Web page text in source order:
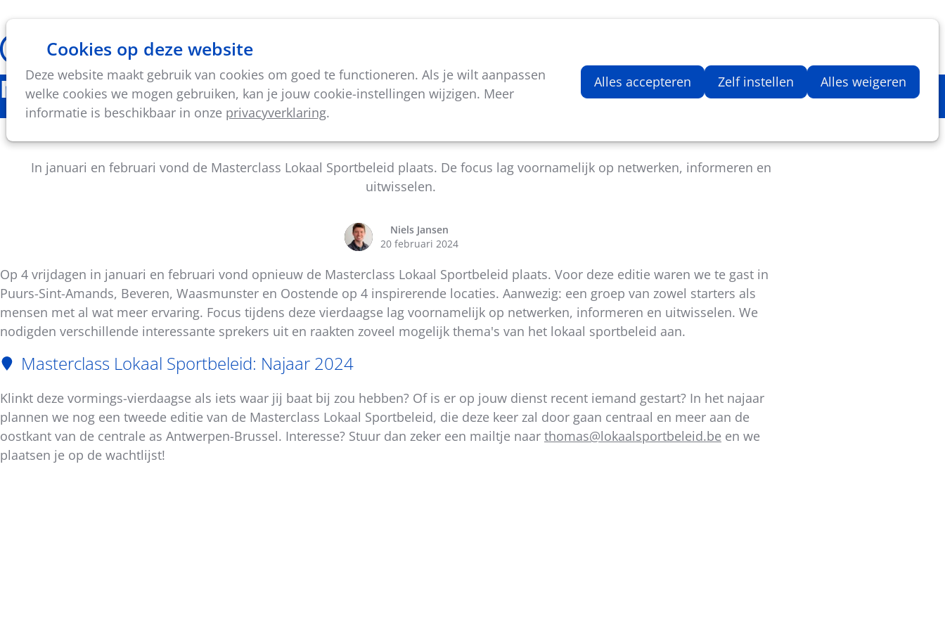
Cookies op deze website
Deze website maakt gebruik van cookies om goed te functioneren. Als je wilt aanpassen
welke cookies we mogen gebruiken, kan je jouw cookie-instellingen wijzigen. Meer
informatie is beschikbaar in onze privacyverklaring.
Alles accepteren Zelf instellen Alles weigeren
Thema's Vorming & activiteiten
Aantal artikelen in
Nieuws
Masterclass Lokaal Sportbeleid: Een terugblik
In januari en februari vond de Masterclass Lokaal Sportbeleid plaats. De focus lag voornamelijk op netwerken, informeren en
uitwisselen.
Niels Jansen
20 februari 2024
Op 4 vrijdagen in januari en februari vond opnieuw de Masterclass Lokaal Sportbeleid plaats. Voor deze editie waren we te gast in
Puurs-Sint-Amands, Beveren, Waasmunster en Oostende op 4 inspirerende locaties. Aanwezig: een groep van zowel starters als
mensen met al wat meer ervaring. Focus tijdens deze vierdaagse lag voornamelijk op netwerken, informeren en uitwisselen. We
nodigden verschillende interessante sprekers uit en raakten zoveel mogelijk thema's van het lokaal sportbeleid aan.
Masterclass Lokaal Sportbeleid: Najaar 2024
Klinkt deze vormings-vierdaagse als iets waar jij baat bij zou hebben? Of is er op jouw dienst recent iemand gestart? In het najaar
plannen we nog een tweede editie van de Masterclass Lokaal Sportbeleid, die deze keer zal door gaan centraal en meer aan de
oostkant van de centrale as Antwerpen-Brussel. Interesse? Stuur dan zeker een mailtje naar thomas@lokaalsportbeleid.be en we
plaatsen je op de wachtlijst!
Deel
bericht